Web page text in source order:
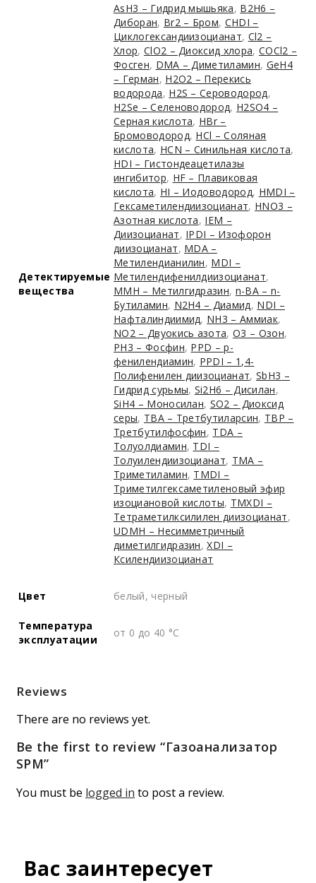
Детектируемые
вещества
AsH3 – Гидрид мышьяка, B2H6 –
Диборан, Br2 – Бром, CHDI –
Циклогександиизоцианат, Cl2 –
Хлор, ClO2 – Диоксид хлора, COCl2 –
Фосген, DMA – Диметиламин, GeH4
– Герман, H2O2 – Перекись
водорода, H2S – Сероводород,
H2Se – Селеноводород, H2SO4 –
Серная кислота, HBr –
Бромоводород, HCl – Соляная
кислота, HCN – Синильная кислота,
HDI – Гистондеацетилазы
ингибитор, HF – Плавиковая
кислота, HI – Иодоводород, HMDI –
Гексаметилендиизоцианат, HNO3 –
Азотная кислота, IEM –
Диизоцианат, IPDI – Изофорон
диизоцианат, MDA –
Метилендианилин, MDI –
Метилендифенилдиизоцианат,
MMH – Метилгидразин, n-BA – n-
Бутиламин, N2H4 – Диамид, NDI –
Нафталиндиимид, NH3 – Аммиак,
NO2 – Двуокись азота,O3 – Озон,
PH3 – Фосфин, PPD – p-
фенилендиамин, PPDI – 1,4-
Полифенилен диизоцианат,SbH3 –
Гидрид сурьмы, Si2H6 – Дисилан,
SiH4 – Моносилан, SO2 – Диоксид
серы, TBA – Третбутиларсин, TBP –
Третбутилфосфин, TDA –
Толуолдиамин, TDI –
Толуилендиизоцианат, TMA –
Триметиламин, TMDI –
Триметилгексаметиленовый эфир
изоциановой кислоты, TMXDI –
Тетраметилксилилен диизоцианат,
UDMH – Несимметричный
диметилгидразин,XDI –
Ксилендиизоцианат
Цвет белый, черный
Температура
эксплуатации
от 0 до 40 °C
Reviews
There are no reviews yet.
Be the first to review “Газоанализатор
SPM”
You must be logged in to post a review.
Вас заинтересует